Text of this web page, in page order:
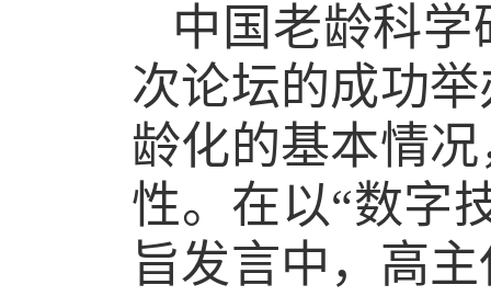
中国老龄科
次论坛的成功
龄化的基本情
性。在以“数字
旨发言中，高